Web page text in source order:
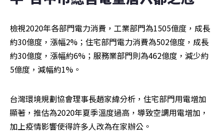
檢視2020年各部門電力消費，工業部門為1505億度，成長
約30億度，漲幅2%；住宅部門電力消費為502億度，成長
約30億度，漲幅約6%；服務業部門則為462億度，減少約
5億度，減幅約1%。
台灣環境規劃協會理事長趙家緯分析，住宅部門用電增加
顯著，推估為2020年夏季溫度過高，導致空調用電增加，
加上疫情影響使得許多人改為在家辦公。